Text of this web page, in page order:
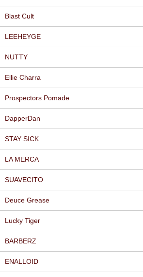
Blast Cult
LEEHEYGE
NUTTY
Ellie Charra
Prospectors Pomade
DapperDan
STAY SICK
LA MERCA
SUAVECITO
Deuce Grease
Lucky Tiger
BARBERZ
ENALLOID